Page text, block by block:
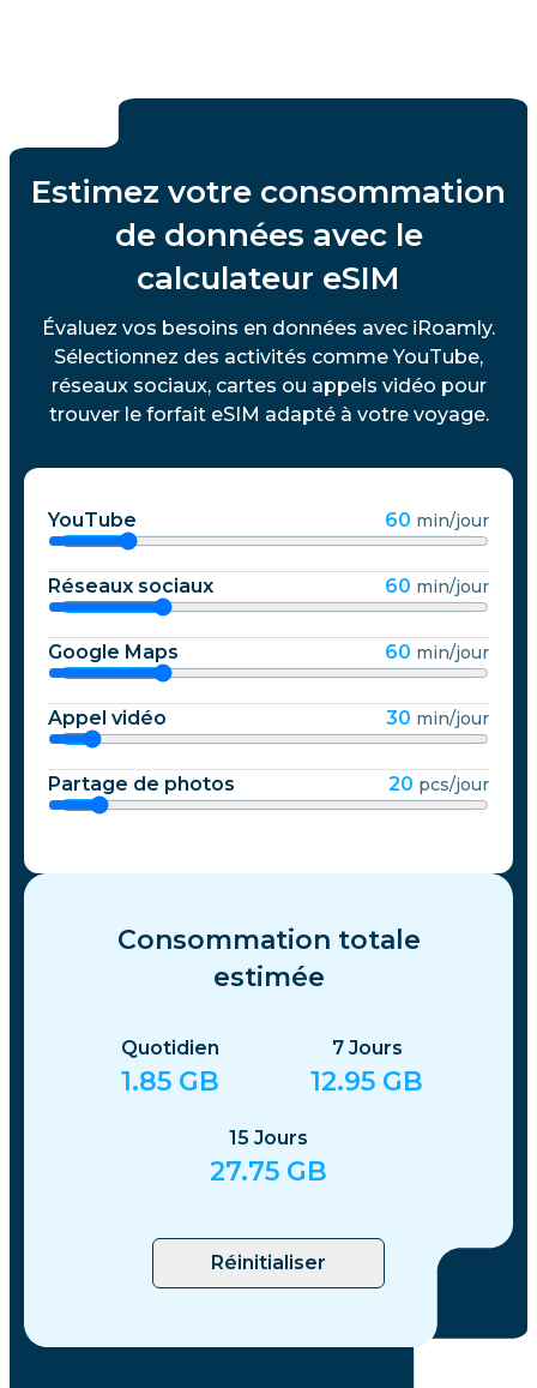
Estimez votre consommation
de données avec le
calculateur eSIM
Évaluez vos besoins en données avec iRoamly.
Sélectionnez des activités comme YouTube,
réseaux sociaux, cartes ou appels vidéo pour
trouver le forfait eSIM adapté à votre voyage.
YouTube 60 min/jour
Réseaux sociaux 60 min/jour
Google Maps 60 min/jour
Appel vidéo 30 min/jour
Partage de photos 20 pcs/jour
Consommation totale
estimée
Quotidien
1.85 GB
7 Jours
12.95 GB
15 Jours
27.75 GB
Réinitialiser